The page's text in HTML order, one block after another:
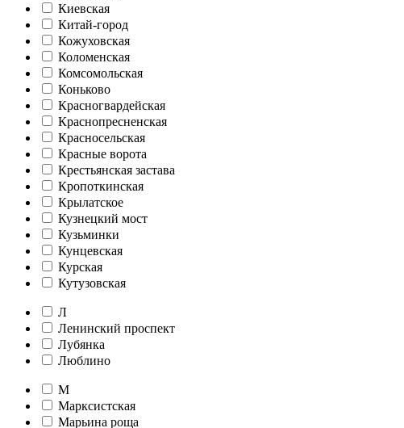
Киевская
Китай-город
Кожуховская
Коломенская
Комсомольская
Коньково
Красногвардейская
Краснопресненская
Красносельская
Красные ворота
Крестьянская застава
Кропоткинская
Крылатское
Кузнецкий мост
Кузьминки
Кунцевская
Курская
Кутузовская
Л
Ленинский проспект
Лубянка
Люблино
М
Марксистская
Марьина роща